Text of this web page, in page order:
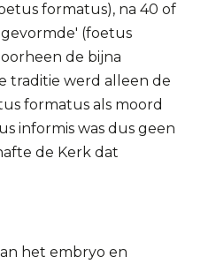
formatus), na 40 of
(foetus
de bijna
traditie werd alleen de
formatus als moord
informis was dus geen
de Kerk dat
het embryo en